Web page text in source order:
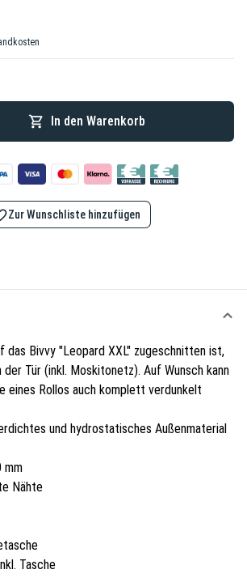
In den Warenkorb
Zur Wunschliste hinzufügen
das Bivvy "Leopard XXL" zugeschnitten ist,
Tür (inkl. Moskitonetz). Auf Wunsch kann
eines Rollos auch komplett verdunkelt
und hydrostatisches Außenmaterial
mm
Nähte
Tasche